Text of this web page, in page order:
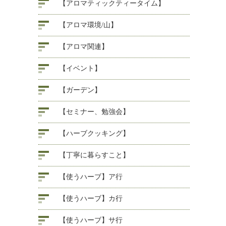
【アロマティックティータイム】
【アロマ環境/山】
【アロマ関連】
【イベント】
【ガーデン】
【セミナー、勉強会】
【ハーブクッキング】
【丁寧に暮らすこと】
【使うハーブ】ア行
【使うハーブ】カ行
【使うハーブ】サ行